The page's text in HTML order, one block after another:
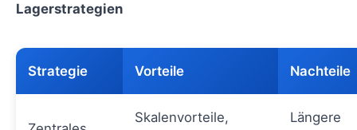
Lagerstrategien
Strategie Vorteile Nachteile
Skalenvorteile,
Längere